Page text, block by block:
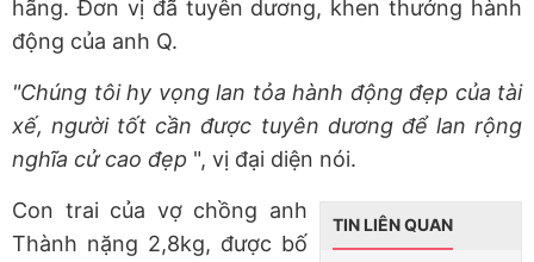
hãng. Đơn vị đã tuyên dương, khen thưởng hành
động của anh Q.
"Chúng tôi hy vọng lan tỏa hành động đẹp của tài
xế, người tốt cần được tuyên dương để lan rộng
nghĩa cử cao đẹp ", vị đại diện nói.
TIN LIÊN QUAN
Con trai của vợ chồng anh
Thành nặng 2,8kg, được bố